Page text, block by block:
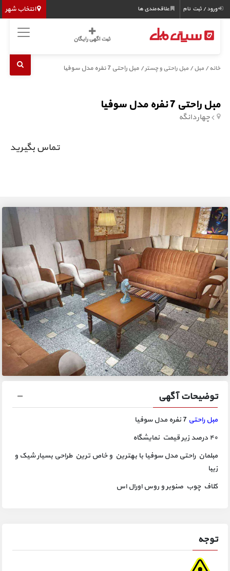
انتخاب شهر ورود / ثبت نام علاقه‌مندی ها
ثبت اگهی رایگان
خانه /مبل/مبل راحتی و چستر/ مبل راحتی 7 نفره مدل سوفیا
مبل راحتی 7 نفره مدل سوفیا
چهاردانگه
تماس بگیرید
توضیحات آگهی
مبل راحتی
۴۰ درصد زیر قیمت نمایشگاه
مبلمان راحتی مدل سوفیا با بهترین و خاص ترین طراحی بسیار شیک و
زیبا
کلاف چوب صنوبر و روس اورال اس
توجه